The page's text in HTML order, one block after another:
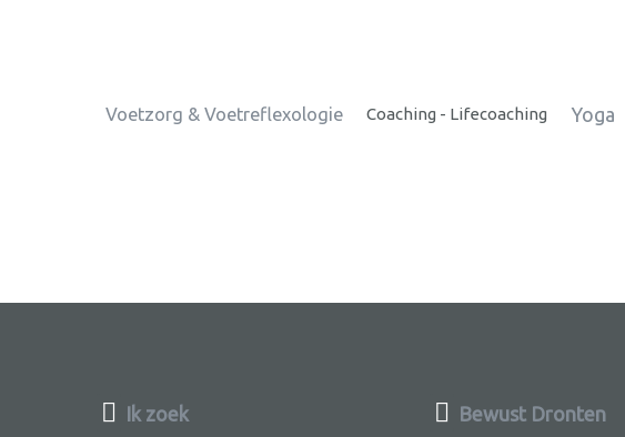
Voetzorg & Voetreflexologie Coaching - Lifecoaching Yoga
Ik zoek Bewust Dronten